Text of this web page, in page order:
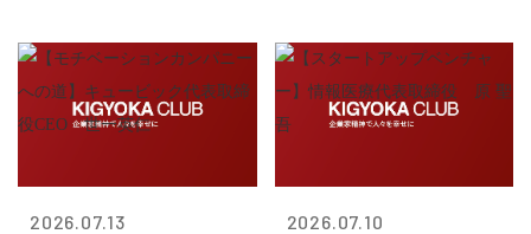
2026.07.13 2026.07.10